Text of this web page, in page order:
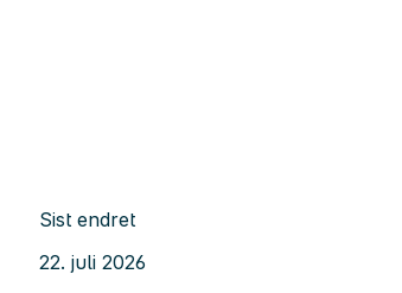
Sist endret
22. juli 2026